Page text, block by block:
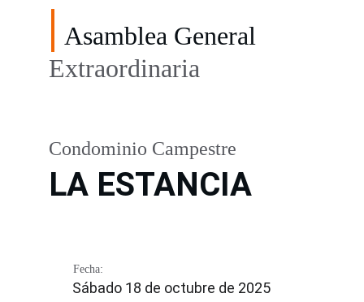
Asamblea General
Extraordinaria
LA ESTANCIA
Condominio Campestre
Fecha:
Sábado 18 de octubre de 2025